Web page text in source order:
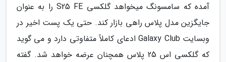
آمده که سامسونگ میخواهد گلکسی S25 FE را به عنوان
جایگزین مدل پلاس راهی بازار کند. حتی یک پست اخیر در
وبسایت Galaxy Club ادعای کاملاً متفاوتی دارد و می گوید
که گلکسی اس 25 پلاس همچنان عرضه خواهد شد. گفته